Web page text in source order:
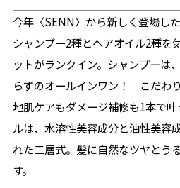
今年〈SENN〉から新しく登場し
シャンプー2種とヘアオイル2種を
ットがランクイン。シャンプーは
らずのオールインワン！ こだわ
地肌ケアもダメージ補修も1本で
ルは、水溶性美容成分と油性美容
れた二層式。髪に自然なツヤとう
す。